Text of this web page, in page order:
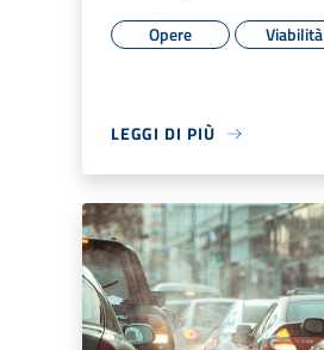
Opere Viabilità
LEGGI DI PIÙ